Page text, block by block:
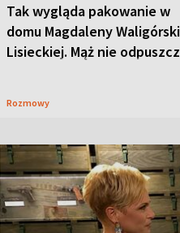
Tak wygląda pakowanie w
domu Magdaleny
Lisieckiej. Mąż nie
Rozmowy